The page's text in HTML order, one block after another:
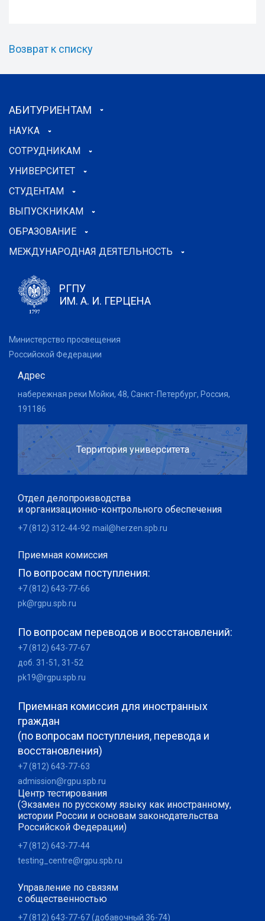
Возврат к списку
АБИТУРИЕНТАМ
НАУКА
СОТРУДНИКАМ
УНИВЕРСИТЕТ
СТУДЕНТАМ
ВЫПУСКНИКАМ
ОБРАЗОВАНИЕ
МЕЖДУНАРОДНАЯ ДЕЯТЕЛЬНОСТЬ
РГПУ
ИМ. А. И. ГЕРЦЕНА
Министерство просвещения
Российской Федерации
Адрес
набережная реки Мойки, 48, Санкт-Петербург, Россия,
191186
Территория университета
Отдел делопроизводства
и организационно-контрольного обеспечения
+7 (812) 312-44-92 mail@herzen.spb.ru
Приемная комиссия
По вопросам поступления:
+7 (812) 643-77-66
pk@rgpu.spb.ru
По вопросам переводов и восстановлений:
+7 (812) 643-77-67
доб. 31-51, 31-52
pk19@rgpu.spb.ru
Приемная комиссия для иностранных
граждан
(по вопросам поступления, перевода и
восстановления)
+7 (812) 643-77-63
admission@rgpu.spb.ru
Центр тестирования
(Экзамен по русскому языку как иностранному,
истории России и основам законодательства
Российской Федерации)
+7 (812) 643-77-44
testing_centre@rgpu.spb.ru
Управление по связям
с общественностью
+7 (812) 643-77-67 (добавочный 36-74)